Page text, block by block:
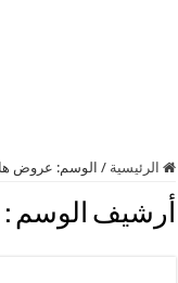
الرئيسية / الوسم: عروض
أرشيف الوسم :